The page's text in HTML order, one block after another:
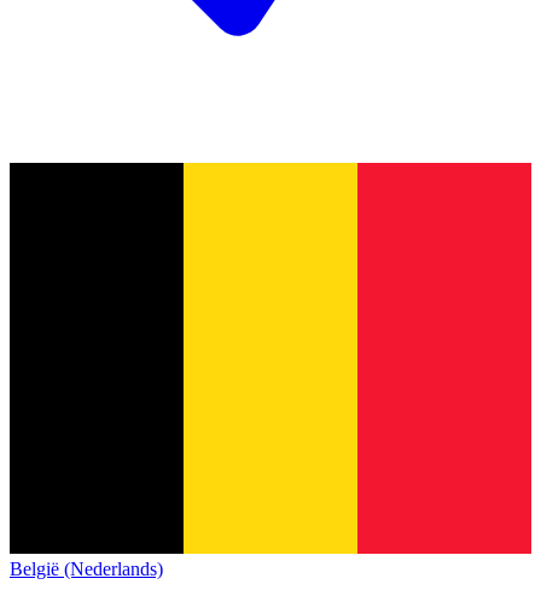
België (Nederlands)